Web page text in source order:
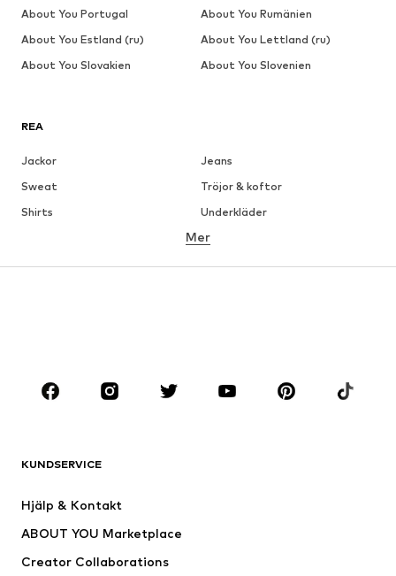
REA
Jackor
Jeans
Sweat
Tröjor & koftor
Shirts
Underkläder
Skjortor
KLÄDER
Jackor
Badkläder
Mer
KUNDSERVICE
Hjälp & Kontakt
ABOUT YOU Marketplace
Creator Collaborations
About You Portugal
About You Rumänien
About You Estland (ru)
About You Lettland (ru)
About You Slovakien
About You Slovenien